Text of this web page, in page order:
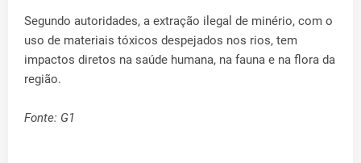
Segundo autoridades, a extração ilegal de minério, com o
uso de materiais tóxicos despejados nos rios, tem
impactos diretos na saúde humana, na fauna e na flora da
região.
Fonte: G1